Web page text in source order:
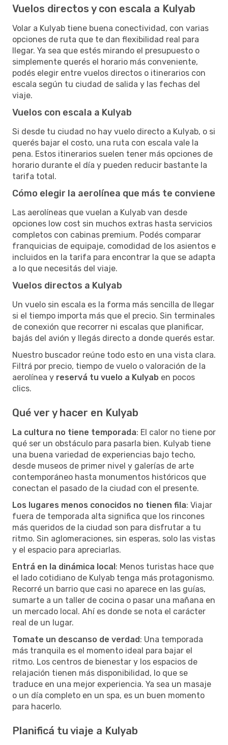
Vuelos directos y con escala a Kulyab
Volar a Kulyab tiene buena conectividad, con varias
opciones de ruta que te dan flexibilidad real para
llegar. Ya sea que estés mirando el presupuesto o
simplemente querés el horario más conveniente,
podés elegir entre vuelos directos o itinerarios con
escala según tu ciudad de salida y las fechas del
viaje.
Vuelos con escala a Kulyab
Si desde tu ciudad no hay vuelo directo a Kulyab, o si
querés bajar el costo, una ruta con escala vale la
pena. Estos itinerarios suelen tener más opciones de
horario durante el día y pueden reducir bastante la
tarifa total.
Cómo elegir la aerolínea que más te conviene
Las aerolíneas que vuelan a Kulyab van desde
opciones low cost sin muchos extras hasta servicios
completos con cabinas premium. Podés comparar
franquicias de equipaje, comodidad de los asientos e
incluidos en la tarifa para encontrar la que se adapta
a lo que necesitás del viaje.
Vuelos directos a Kulyab
Un vuelo sin escala es la forma más sencilla de llegar
si el tiempo importa más que el precio. Sin terminales
de conexión que recorrer ni escalas que planificar,
bajás del avión y llegás directo a donde querés estar.
Nuestro buscador reúne todo esto en una vista clara.
Filtrá por precio, tiempo de vuelo o valoración de la
aerolínea y reservá tu vuelo a Kulyab en pocos
clics.
Qué ver y hacer en Kulyab
La cultura no tiene temporada: El calor no tiene por
qué ser un obstáculo para pasarla bien. Kulyab tiene
una buena variedad de experiencias bajo techo,
desde museos de primer nivel y galerías de arte
contemporáneo hasta monumentos históricos que
conectan el pasado de la ciudad con el presente.
Los lugares menos conocidos no tienen fila: Viajar
fuera de temporada alta significa que los rincones
más queridos de la ciudad son para disfrutar a tu
ritmo. Sin aglomeraciones, sin esperas, solo las vistas
y el espacio para apreciarlas.
Entrá en la dinámica local: Menos turistas hace que
el lado cotidiano de Kulyab tenga más protagonismo.
Recorré un barrio que casi no aparece en las guías,
sumarte a un taller de cocina o pasar una mañana en
un mercado local. Ahí es donde se nota el carácter
real de un lugar.
Tomate un descanso de verdad: Una temporada
más tranquila es el momento ideal para bajar el
ritmo. Los centros de bienestar y los espacios de
relajación tienen más disponibilidad, lo que se
traduce en una mejor experiencia. Ya sea un masaje
o un día completo en un spa, es un buen momento
para hacerlo.
Planificá tu viaje a Kulyab